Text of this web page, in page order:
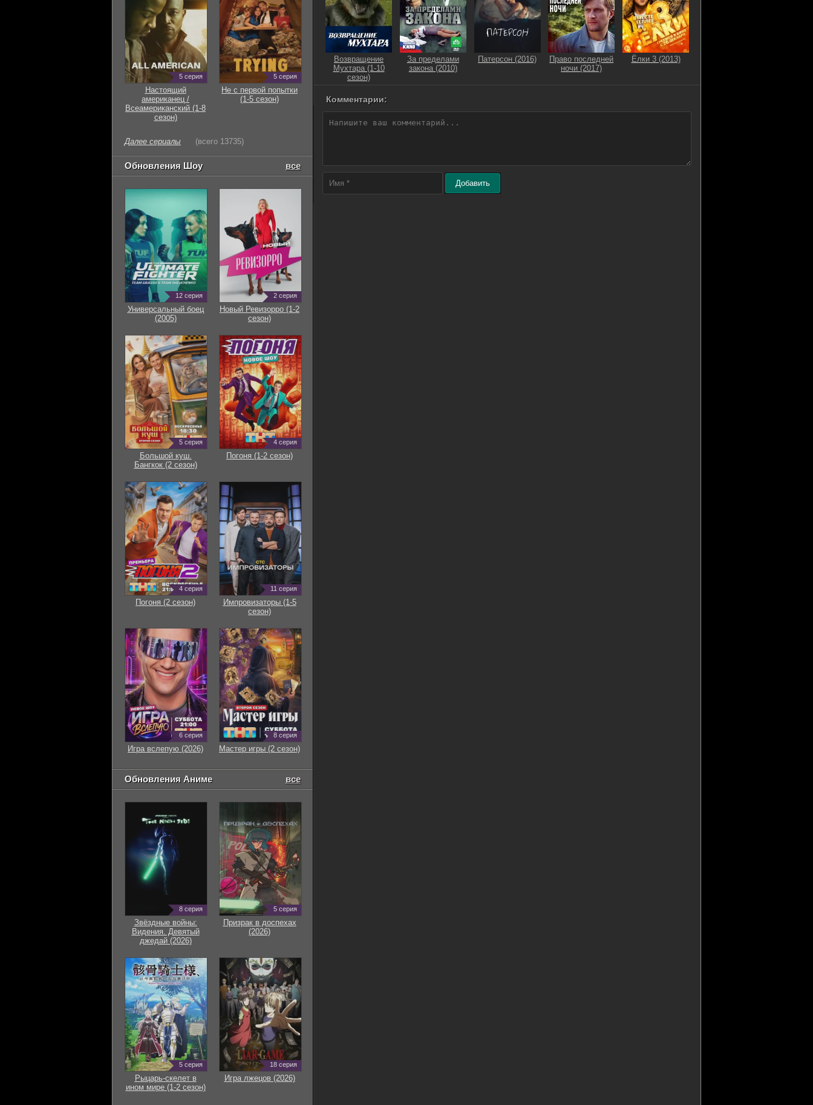
Возвращение
Мухтара (1-10
сезон)
За пределами
закона (2010)
Патерсон (2016)
Право последней
ночи (2017)
Ёлки 3 (2013)
Комментарии:
Добавить
5 серия
Настоящий
американец /
Всеамериканский (1-8
сезон)
5 серия
Не с первой попытки
(1-5 сезон)
Далее сериалы (всего 13735)
Обновления Шоу все
12 серия
Универсальный боец
(2005)
2 серия
Новый Ревизорро (1-2
сезон)
5 серия
Большой куш.
Бангкок (2 сезон)
4 серия
Погоня (1-2 сезон)
4 серия
Погоня (2 сезон)
11 серия
Импровизаторы (1-5
сезон)
6 серия
Игра вслепую (2026)
8 серия
Мастер игры (2 сезон)
Обновления Аниме все
8 серия
Звёздные войны:
Видения. Девятый
джедай (2026)
5 серия
Призрак в доспехах
(2026)
5 серия
Рыцарь-скелет в
ином мире (1-2 сезон)
18 серия
Игра лжецов (2026)